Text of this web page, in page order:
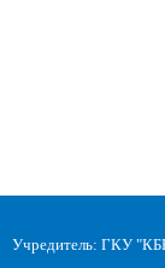
Учредитель: ГКУ